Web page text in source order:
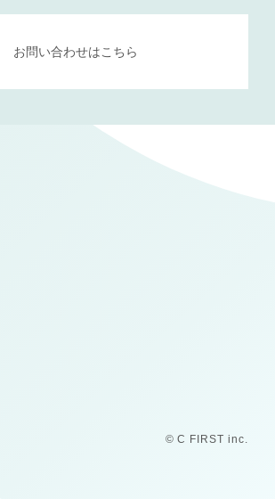
お問い合わせはこちら
© C FIRST inc.